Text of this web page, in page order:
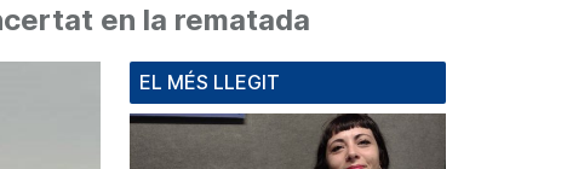
en la rematada
EL MÉS LLEGIT